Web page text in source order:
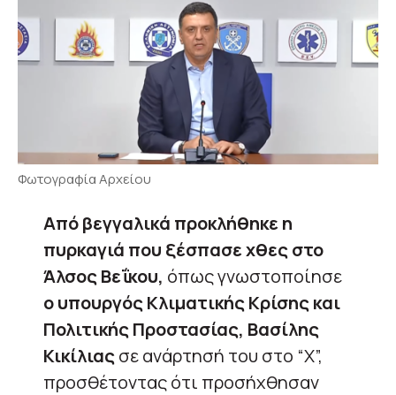
Φωτογραφία Αρχείου
Από βεγγαλικά προκλήθηκε η
πυρκαγιά που ξέσπασε χθες στο
Άλσος Βεΐκου, όπως γνωστοποίησε
ο υπουργός Κλιματικής Κρίσης και
Πολιτικής Προστασίας, Βασίλης
Κικίλιαςσε ανάρτησή του στο “X”,
προσθέτοντας ότι προσήχθησαν